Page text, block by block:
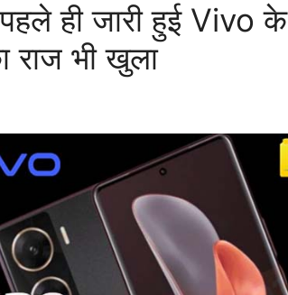
ही जारी हुई Vivo के
राज भी खुला